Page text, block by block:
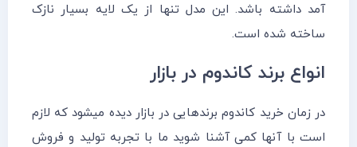
آمد داشته باشد. این مدل تنها از یک لایه بسیار نازک
ساخته شده است.
انواع برند کاندوم در بازار
د‌‌‌‌ر زمان خرید کاندوم برندهایی در بازار دیده میشود که لازم
است با آنها کمی آشنا شوید ما با تجربه تولید و فروش